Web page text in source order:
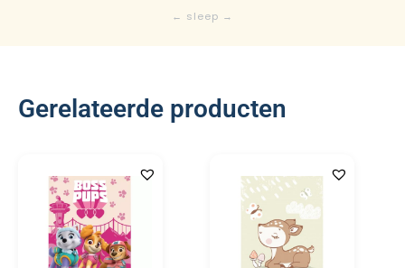
Gerelateerde producten